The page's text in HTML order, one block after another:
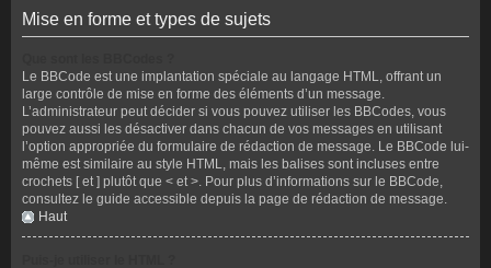
Mise en forme et types de sujets
Le BBCode est une implantation spéciale au langage HTML, offrant un
large contrôle de mise en forme des éléments d’un message.
L’administrateur peut décider si vous pouvez utiliser les BBCodes, vous
pouvez aussi les désactiver dans chacun de vos messages en utilisant
l’option appropriée du formulaire de rédaction de message. Le BBCode lui-
même est similaire au style HTML, mais les balises sont incluses entre
crochets [ et ] plutôt que < et >. Pour plus d’informations sur le BBCode,
consultez le guide accessible depuis la page de rédaction de message.
Haut